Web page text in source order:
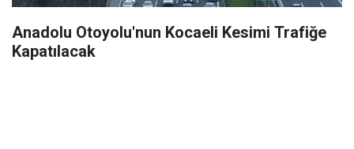
Anadolu Otoyolu'nun Kocaeli Kesimi Trafiğe
Kapatılacak